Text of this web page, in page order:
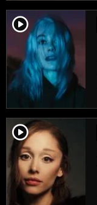
player2
player2